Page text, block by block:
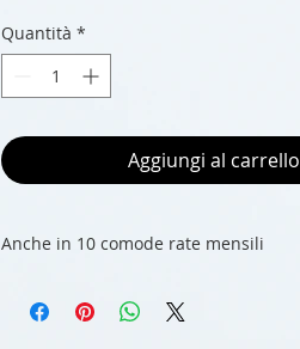
Quantità *
Aggiungi al carrello
Anche in 10 comode rate mensili